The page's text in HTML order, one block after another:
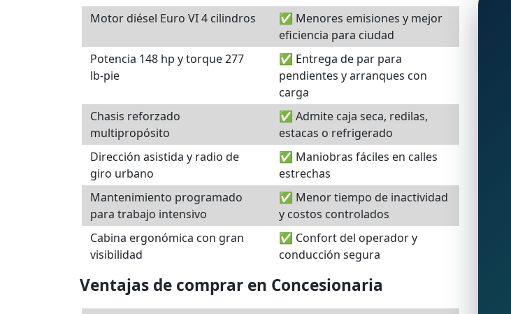
Motor diésel Euro VI 4 cilindros
✅ Menores emisiones y mejor
eficiencia para ciudad
Potencia 148 hp y torque 277
lb‑pie
✅ Entrega de par para
pendientes y arranques con
carga
Chasis reforzado
multipropósito
✅ Admite caja seca, redilas,
estacas o refrigerado
Dirección asistida y radio de
giro urbano
✅ Maniobras fáciles en calles
estrechas
Mantenimiento programado
para trabajo intensivo
✅ Menor tiempo de inactividad
y costos controlados
Cabina ergonómica con gran
visibilidad
✅ Confort del operador y
conducción segura
Ventajas de comprar en Concesionaria